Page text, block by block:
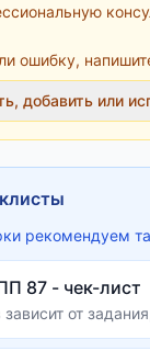
ошибку,
добавить или
рекомендуем
87 - чек-лист
от